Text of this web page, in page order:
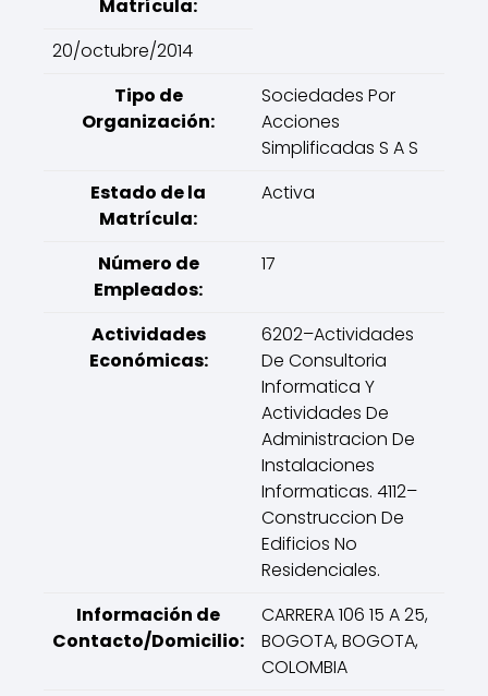
Matrícula:
20/octubre/2014
Tipo de
Organización:
Sociedades Por
Acciones
Simplificadas S A S
Estado de la
Matrícula:
Activa
Número de
Empleados:
17
Actividades
Económicas:
6202–Actividades
De Consultoria
Informatica Y
Actividades De
Administracion De
Instalaciones
Informaticas. 4112–
Construccion De
Edificios No
Residenciales.
Información de
Contacto/Domicilio:
CARRERA 106 15 A 25,
BOGOTA, BOGOTA,
COLOMBIA